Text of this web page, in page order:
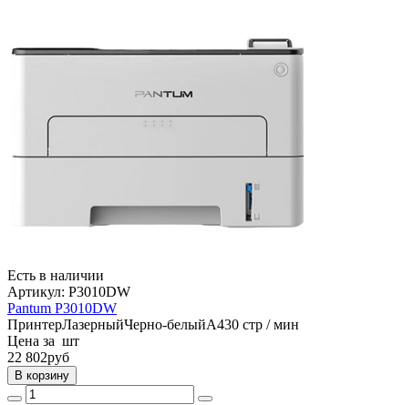
Есть в наличии
Артикул: P3010DW
Pantum P3010DW
ПринтерЛазерныйЧерно-белыйA430 стр / мин
Цена за шт
22 802руб
В корзину